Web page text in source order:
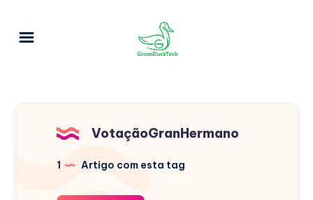
VotaçãoGranHermano
1 Artigo com esta tag